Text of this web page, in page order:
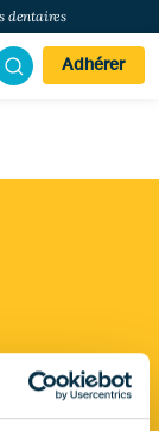
dentaires
Adhérer